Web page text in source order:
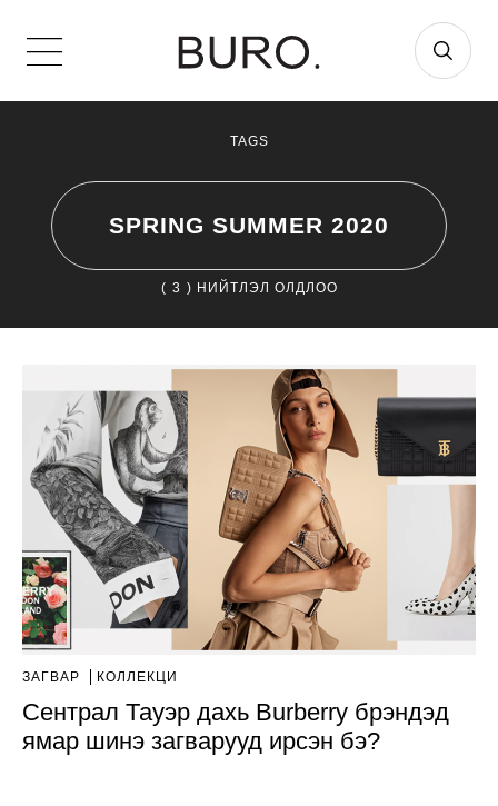
TAGS
SPRING SUMMER 2020
( 3 ) НИЙТЛЭЛ ОЛДЛОО
ЗАГВАР КОЛЛЕКЦИ
Сентрал Тауэр дахь Burberry брэндэд
ямар шинэ загварууд ирсэн бэ?